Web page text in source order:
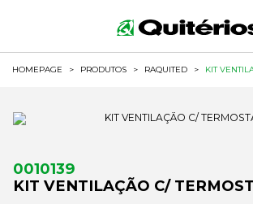
HOMEPAGE > PRODUTOS > RAQUITED > KIT
0010139
KIT VENTILAÇÃO C/